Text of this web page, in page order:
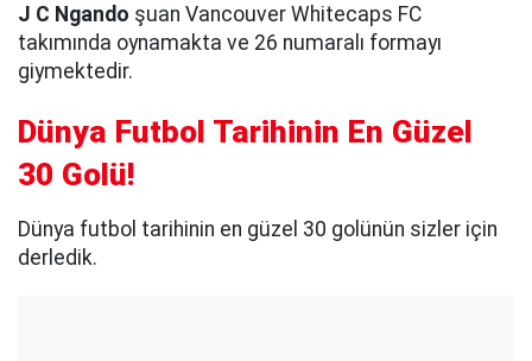
J C Ngando şuan Vancouver Whitecaps FC
takımında oynamakta ve 26 numaralı formayı
giymektedir.
Dünya Futbol Tarihinin En Güzel
30 Golü!
Dünya futbol tarihinin en güzel 30 golünün sizler için
derledik.